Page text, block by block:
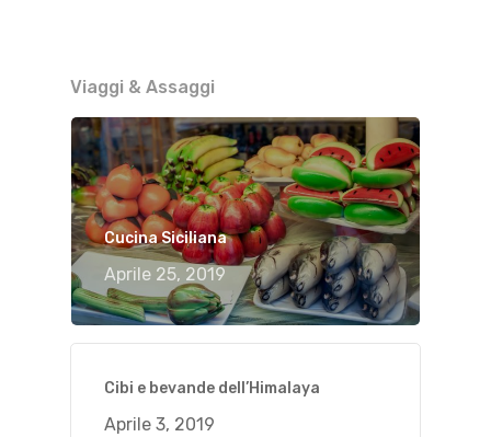
Viaggi & Assaggi
Cucina Siciliana
Aprile 25, 2019
Cibi e bevande dell’Himalaya
Aprile 3, 2019